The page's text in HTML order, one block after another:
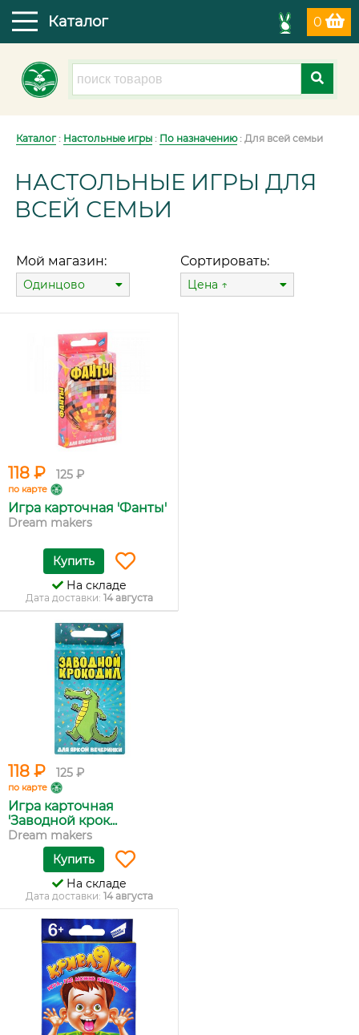
0
Каталог
Каталог: Настольные игры : По назначению: Для всей семьи
НАСТОЛЬНЫЕ ИГРЫ ДЛЯ
ВСЕЙ СЕМЬИ
Мой магазин:
Одинцово
Сортировать:
Цена ↑
118 ₽ 125 ₽
по карте
Игра карточная 'Фанты'
Dream makers
Купить
На складе
Дата доставки: 14 августа
118 ₽ 125 ₽
по карте
Игра карточная
'Заводной крок...
Dream makers
Купить
На складе
Дата доставки: 14 августа